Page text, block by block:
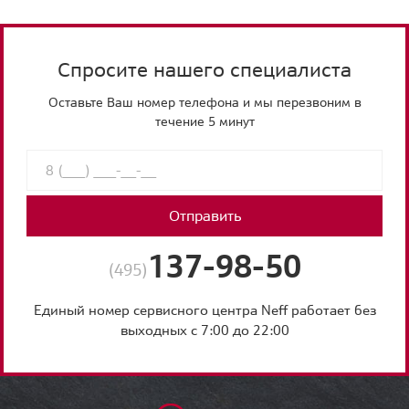
Спросите нашего специалиста
Оставьте Ваш номер телефона и мы перезвоним в
течение 5 минут
Отправить
(495) 137-98-50
Единый номер сервисного центра Neff работает без
выходных с 7:00 до 22:00